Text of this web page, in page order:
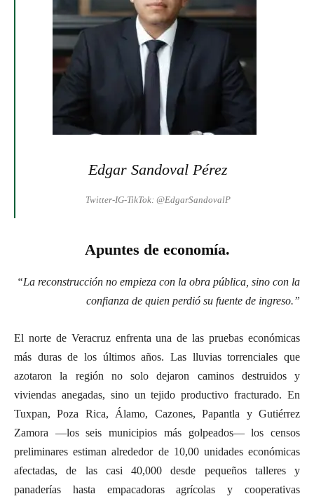
Edgar Sandoval Pérez
Twitter-IG-TikTok: @EdgarSandovalP
Apuntes de economía.
“La reconstrucción no empieza con la obra pública, sino con la
confianza de quien perdió su fuente de ingreso.”
El norte de Veracruz enfrenta una de las pruebas económicas
más duras de los últimos años. Las lluvias torrenciales que
azotaron la región no solo dejaron caminos destruidos y
viviendas anegadas, sino un tejido productivo fracturado. En
Tuxpan, Poza Rica, Álamo, Cazones, Papantla y Gutiérrez
Zamora —los seis municipios más golpeados— los censos
preliminares estiman alrededor de 10,00 unidades económicas
afectadas, de las casi 40,000 desde pequeños talleres y
panaderías hasta empacadoras agrícolas y cooperativas